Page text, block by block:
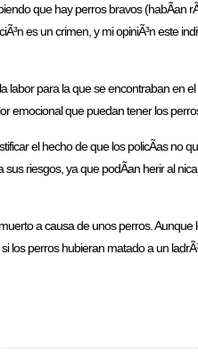
que hay perros bravos (habÃ­an
es un crimen, y mi opiniÃ³n este
para la que se encontraban en
emocional que puedan tener los
el hecho de que los policÃ­as no
riesgos, ya que podÃ­an herir al
a causa de unos perros. Aunque
los perros hubieran matado a un